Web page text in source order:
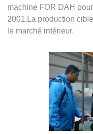
machine FOR DAH
2001.La production
le marché intérieur.